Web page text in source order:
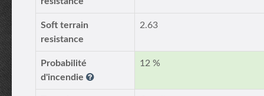
Soft terrain
resistance
2.63
Probabilité
d'incendie
12 %